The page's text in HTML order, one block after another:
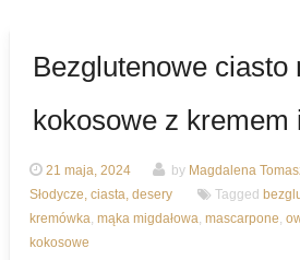
Bezglutenowe ciasto
kokosowe z kremem
21 maja, 2024 by Magdalena
Słodycze, ciasta, desery
Tagged
kremówka, mąka migdałowa, mascarpone,
kokosowe